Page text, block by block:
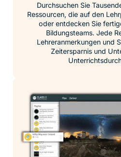
Durchsuchen Sie
Ressourcen, die auf den
oder entdecken Sie
Bildungsteams. Jede
Lehreranmerkungen und
Zeitersparnis und